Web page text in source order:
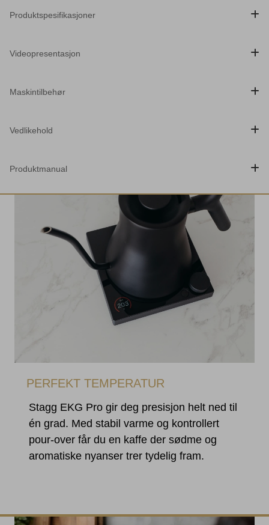
Produktspesifikasjoner
Videopresentasjon
Maskintilbehør
Vedlikehold
Produktmanual
PERFEKT TEMPERATUR
Stagg EKG Pro gir deg presisjon helt ned til
én grad. Med stabil varme og kontrollert
pour-over får du en kaffe der sødme og
aromatiske nyanser trer tydelig fram.